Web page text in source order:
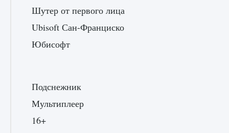
Hawk Ops
Шутер от первого лица
Ubisoft Сан-Франциско
Юбисофт
Подснежник
Мультиплеер
16+